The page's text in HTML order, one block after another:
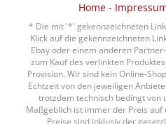
Home-
* Die mit '*' gekennzeichneten
Klick auf die gekennzeichneten
Ebay oder einem anderen
zum Kauf des verlinkten
Provision. Wir sind kein Online-
Echtzeit von den jeweiligen
trotzdem technisch bedingt von
Maßgeblich ist immer der Preis
Preise sind inklusiv der